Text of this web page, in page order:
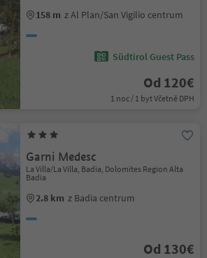
158 m z Al Plan/San Vigilio centrum
Südtirol Guest Pass
Od 120€
1 noc / 1 byt Včetně DPH
Garni Medesc
La Villa/La Villa, Badia, Dolomites Region Alta
Badia
2.8 km z Badia centrum
Od 130€